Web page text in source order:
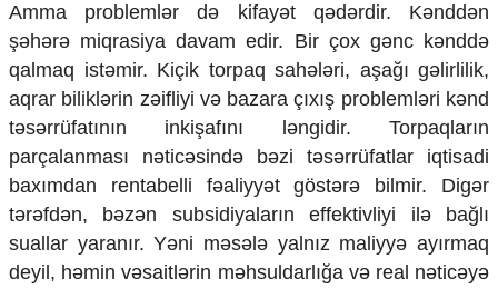
Amma problemlər də kifayət qədərdir. Kənddən
şəhərə miqrasiya davam edir. Bir çox gənc kənddə
qalmaq istəmir. Kiçik torpaq sahələri, aşağı gəlirlilik,
aqrar biliklərin zəifliyi və bazara çıxış problemləri kənd
təsərrüfatının inkişafını ləngidir. Torpaqların
parçalanması nəticəsində bəzi təsərrüfatlar iqtisadi
baxımdan rentabelli fəaliyyət göstərə bilmir. Digər
tərəfdən, bəzən subsidiyaların effektivliyi ilə bağlı
suallar yaranır. Yəni məsələ yalnız maliyyə ayırmaq
deyil, həmin vəsaitlərin məhsuldarlığa və real nəticəyə